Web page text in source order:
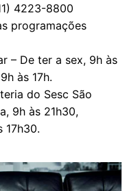
4223-8800
programações
– De ter a sex, 9h às
às 17h.
do Sesc São
9h às 21h30,
17h30.